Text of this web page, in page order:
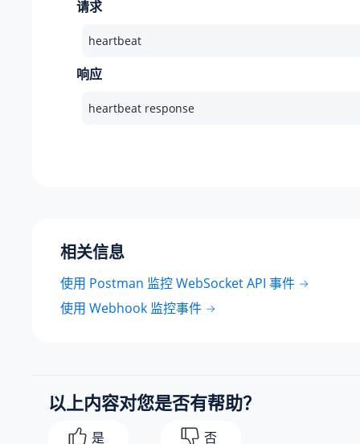
请求
heartbeat
响应
heartbeat response
相关信息
使用 Postman 监控 WebSocket API 事件
使用 Webhook 监控事件
以上内容对您是否有帮助？
是 否